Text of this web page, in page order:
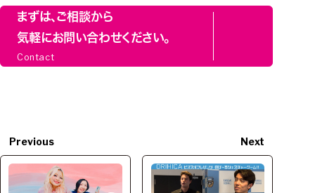
まずは、ご相談から
気軽にお問い合わせください。
Contact
Previous Next